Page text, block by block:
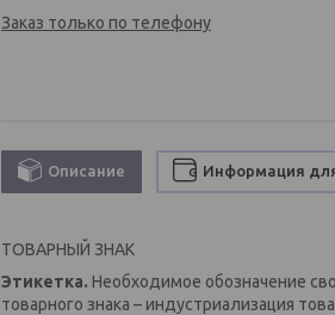
Заказ только по телефону
Описание Информация
ТОВАРНЫЙ ЗНАК
Этикетка. Необходимое обозначение
товарного знака – индустриализация